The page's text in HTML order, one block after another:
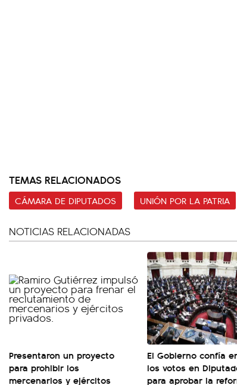
TEMAS RELACIONADOS
CÁMARA DE DIPUTADOS UNIÓN POR LA PATRIA
NOTICIAS RELACIONADAS
Presentaron un proyecto
para prohibir los
mercenarios y ejércitos
El Gobierno confía
los votos en
para aprobar la